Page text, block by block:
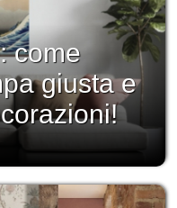
come
giusta e